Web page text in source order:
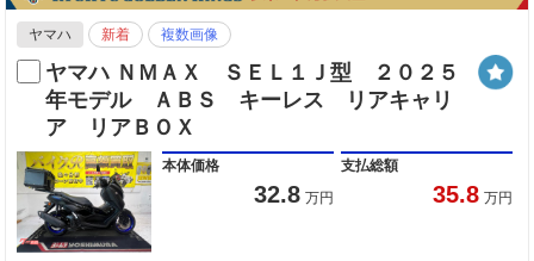
ヤマハ 新着 複数画像
ヤマハ ＮＭＡＸ ＳＥＬ１Ｊ型 ２０２５
年モデル ＡＢＳ キーレス リアキャリ
ア リアＢＯＸ
本体価格
32.8 万円
支払総額
35.8 万円